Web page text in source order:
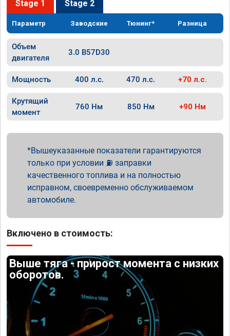
Stage 1 Stage 2
Параметр Заводские Тюнинг* Разница
Объем
двигателя
3.0 B57D30
Мощность 400 л.с. 470 л.с. +70 л.с.
Крутящий
момент
760 Нм 850 Нм +90 Нм
Вышеуказанные показатели гарантируются
только при условии ⛽ заправки
качественного топлива и на полностью
исправном, своевременно обслуживаемом
автомобиле.
Включено в стоимость:
Выше тяга - прирост момента с низких
оборотов.